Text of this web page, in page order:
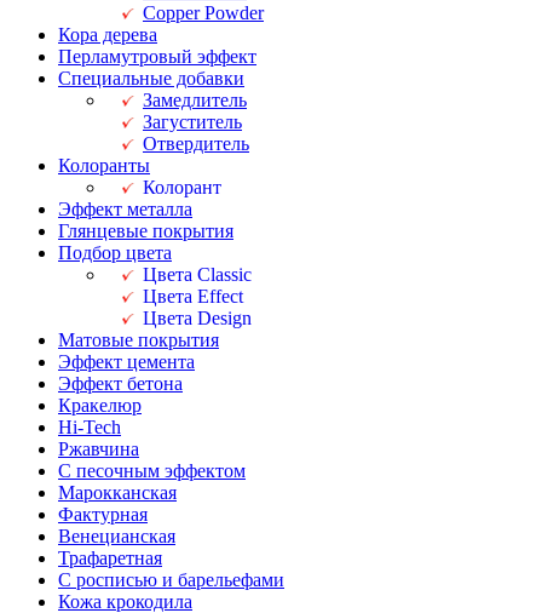
Copper Powder
Кора дерева
Перламутровый эффект
Специальные добавки
Замедлитель
Загуститель
Отвердитель
Колоранты
Колорант
Эффект металла
Глянцевые покрытия
Подбор цвета
Цвета Classic
Цвета Effect
Цвета Design
Матовые покрытия
Эффект цемента
Эффект бетона
Кракелюр
Hi-Tech
Ржавчина
С песочным эффектом
Марокканская
Фактурная
Венецианская
Трафаретная
С росписью и барельефами
Кожа крокодила